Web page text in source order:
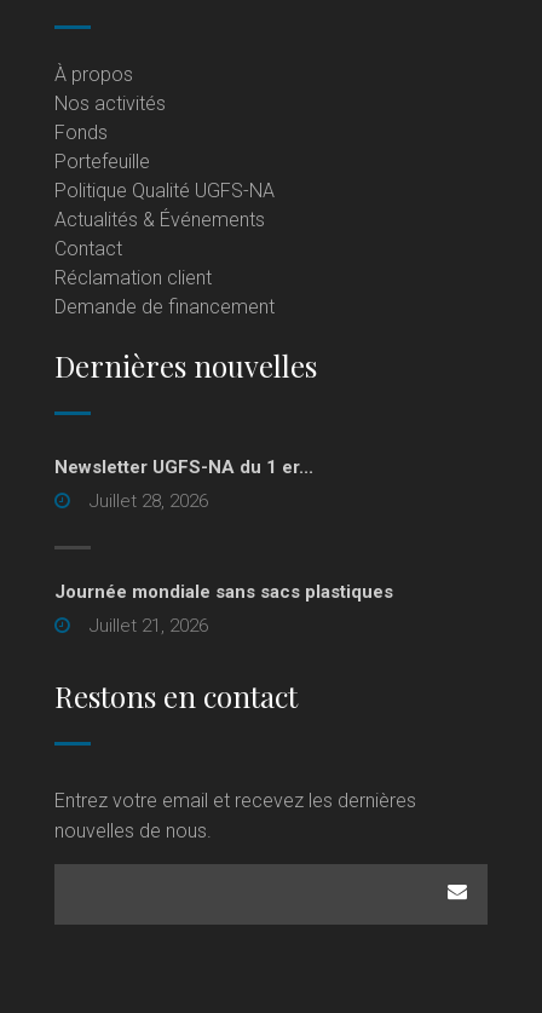
À propos
Nos activités
Fonds
Portefeuille
Politique Qualité UGFS-NA
Actualités & Événements
Contact
Réclamation client
Demande de financement
Dernières nouvelles
Newsletter UGFS-NA du 1 er...
Juillet 28, 2026
Journée mondiale sans sacs plastiques
Juillet 21, 2026
Restons en contact
Entrez votre email et recevez les dernières
nouvelles de nous.